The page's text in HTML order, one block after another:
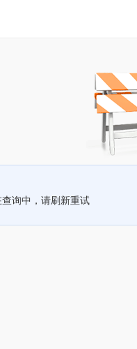
查询中，请刷新重试